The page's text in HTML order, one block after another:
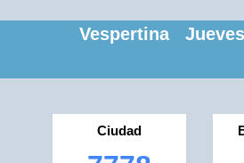
Vespertina Jueves
Ciudad